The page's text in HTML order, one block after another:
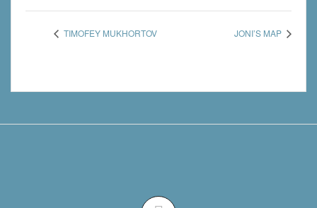
TIMOFEY MUKHORTOV JONI’S MAP